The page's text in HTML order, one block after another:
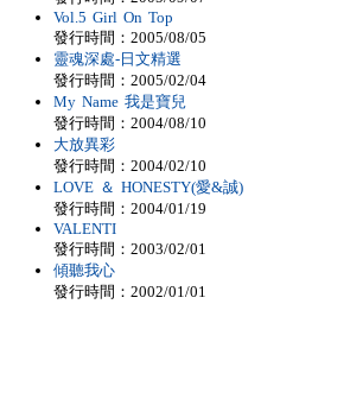
Vol.5 Girl On Top
發行時間：2005/08/05
靈魂深處-日文精選
發行時間：2005/02/04
My Name 我是寶兒
發行時間：2004/08/10
大放異彩
發行時間：2004/02/10
LOVE ＆ HONESTY(愛&誠)
發行時間：2004/01/19
VALENTI
發行時間：2003/02/01
傾聽我心
發行時間：2002/01/01